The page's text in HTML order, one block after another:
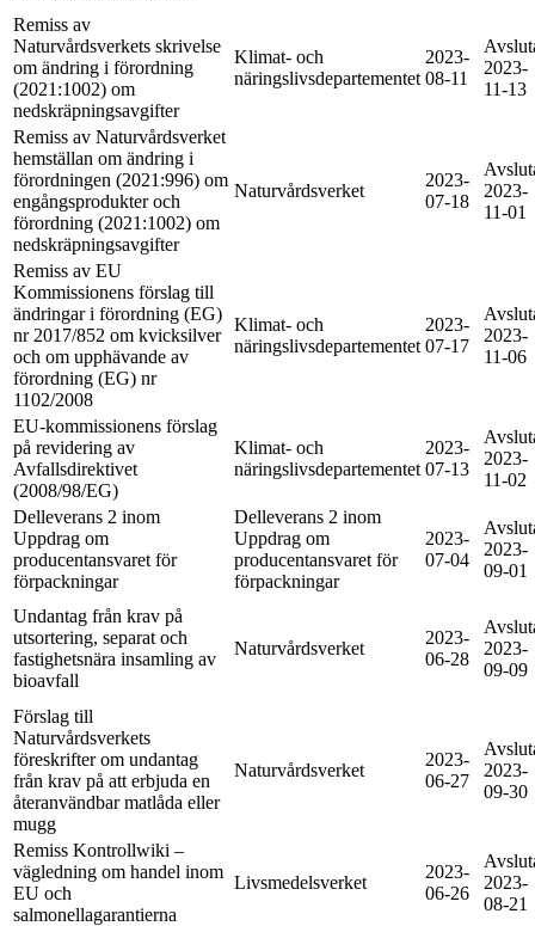
Remiss av
Naturvårdsverkets skrivelse
om ändring i förordning
(2021:1002) om
nedskräpningsavgifter
Klimat- och
näringslivsdepartementet
2023-
08-11
2023-
11-13
Remiss av Naturvårdsverket
hemställan om ändring i
förordningen (2021:996) om
engångsprodukter och
förordning (2021:1002) om
nedskräpningsavgifter
Naturvårdsverket
2023-
07-18
2023-
11-01
Remiss av EU
Kommissionens förslag till
ändringar i förordning (EG)
nr 2017/852 om kvicksilver
och om upphävande av
förordning (EG) nr
1102/2008
Klimat- och
näringslivsdepartementet
2023-
07-17
2023-
11-06
EU-kommissionens förslag
på revidering av
Avfallsdirektivet
(2008/98/EG)
Klimat- och
näringslivsdepartementet
2023-
07-13
2023-
11-02
Delleverans 2 inom
Uppdrag om
producentansvaret för
förpackningar
Delleverans 2 inom
Uppdrag om
producentansvaret för
förpackningar
2023-
07-04
2023-
09-01
Undantag från krav på
utsortering, separat och
fastighetsnära insamling av
bioavfall
Naturvårdsverket
2023-
06-28
2023-
09-09
Förslag till
Naturvårdsverkets
föreskrifter om undantag
från krav på att erbjuda en
återanvändbar matlåda eller
mugg
Naturvårdsverket
2023-
06-27
2023-
09-30
Remiss Kontrollwiki –
vägledning om handel inom
EU och
salmonellagarantierna
Livsmedelsverket
2023-
06-26
2023-
08-21